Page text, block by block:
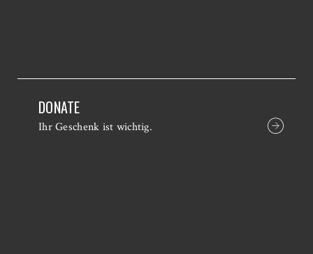
DONATE
Ihr Geschenk ist wichtig.